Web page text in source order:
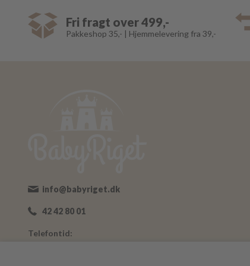
Fri fragt over 499,-
Pakkeshop 35,- | Hjemmelevering fra 39,-
info@babyriget.dk
42 42 80 01
Telefontid: